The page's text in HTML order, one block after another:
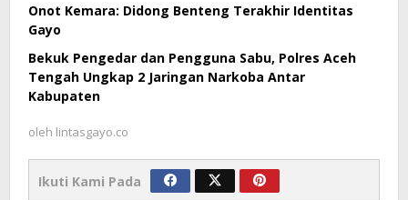
Onot Kemara: Didong Benteng Terakhir Identitas
Gayo
Bekuk Pengedar dan Pengguna Sabu, Polres Aceh
Tengah Ungkap 2 Jaringan Narkoba Antar
Kabupaten
oleh lintasgayo.co
Ikuti Kami Pada